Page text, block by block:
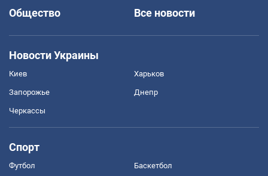
Общество
Все новости
Новости Украины
Киев Харьков
Запорожье Днепр
Черкассы
Спорт
Футбол Баскетбол